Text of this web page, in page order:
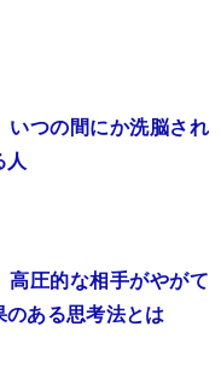
いつの間にか洗脳され
人
高圧的な相手がやがて
ある思考法とは